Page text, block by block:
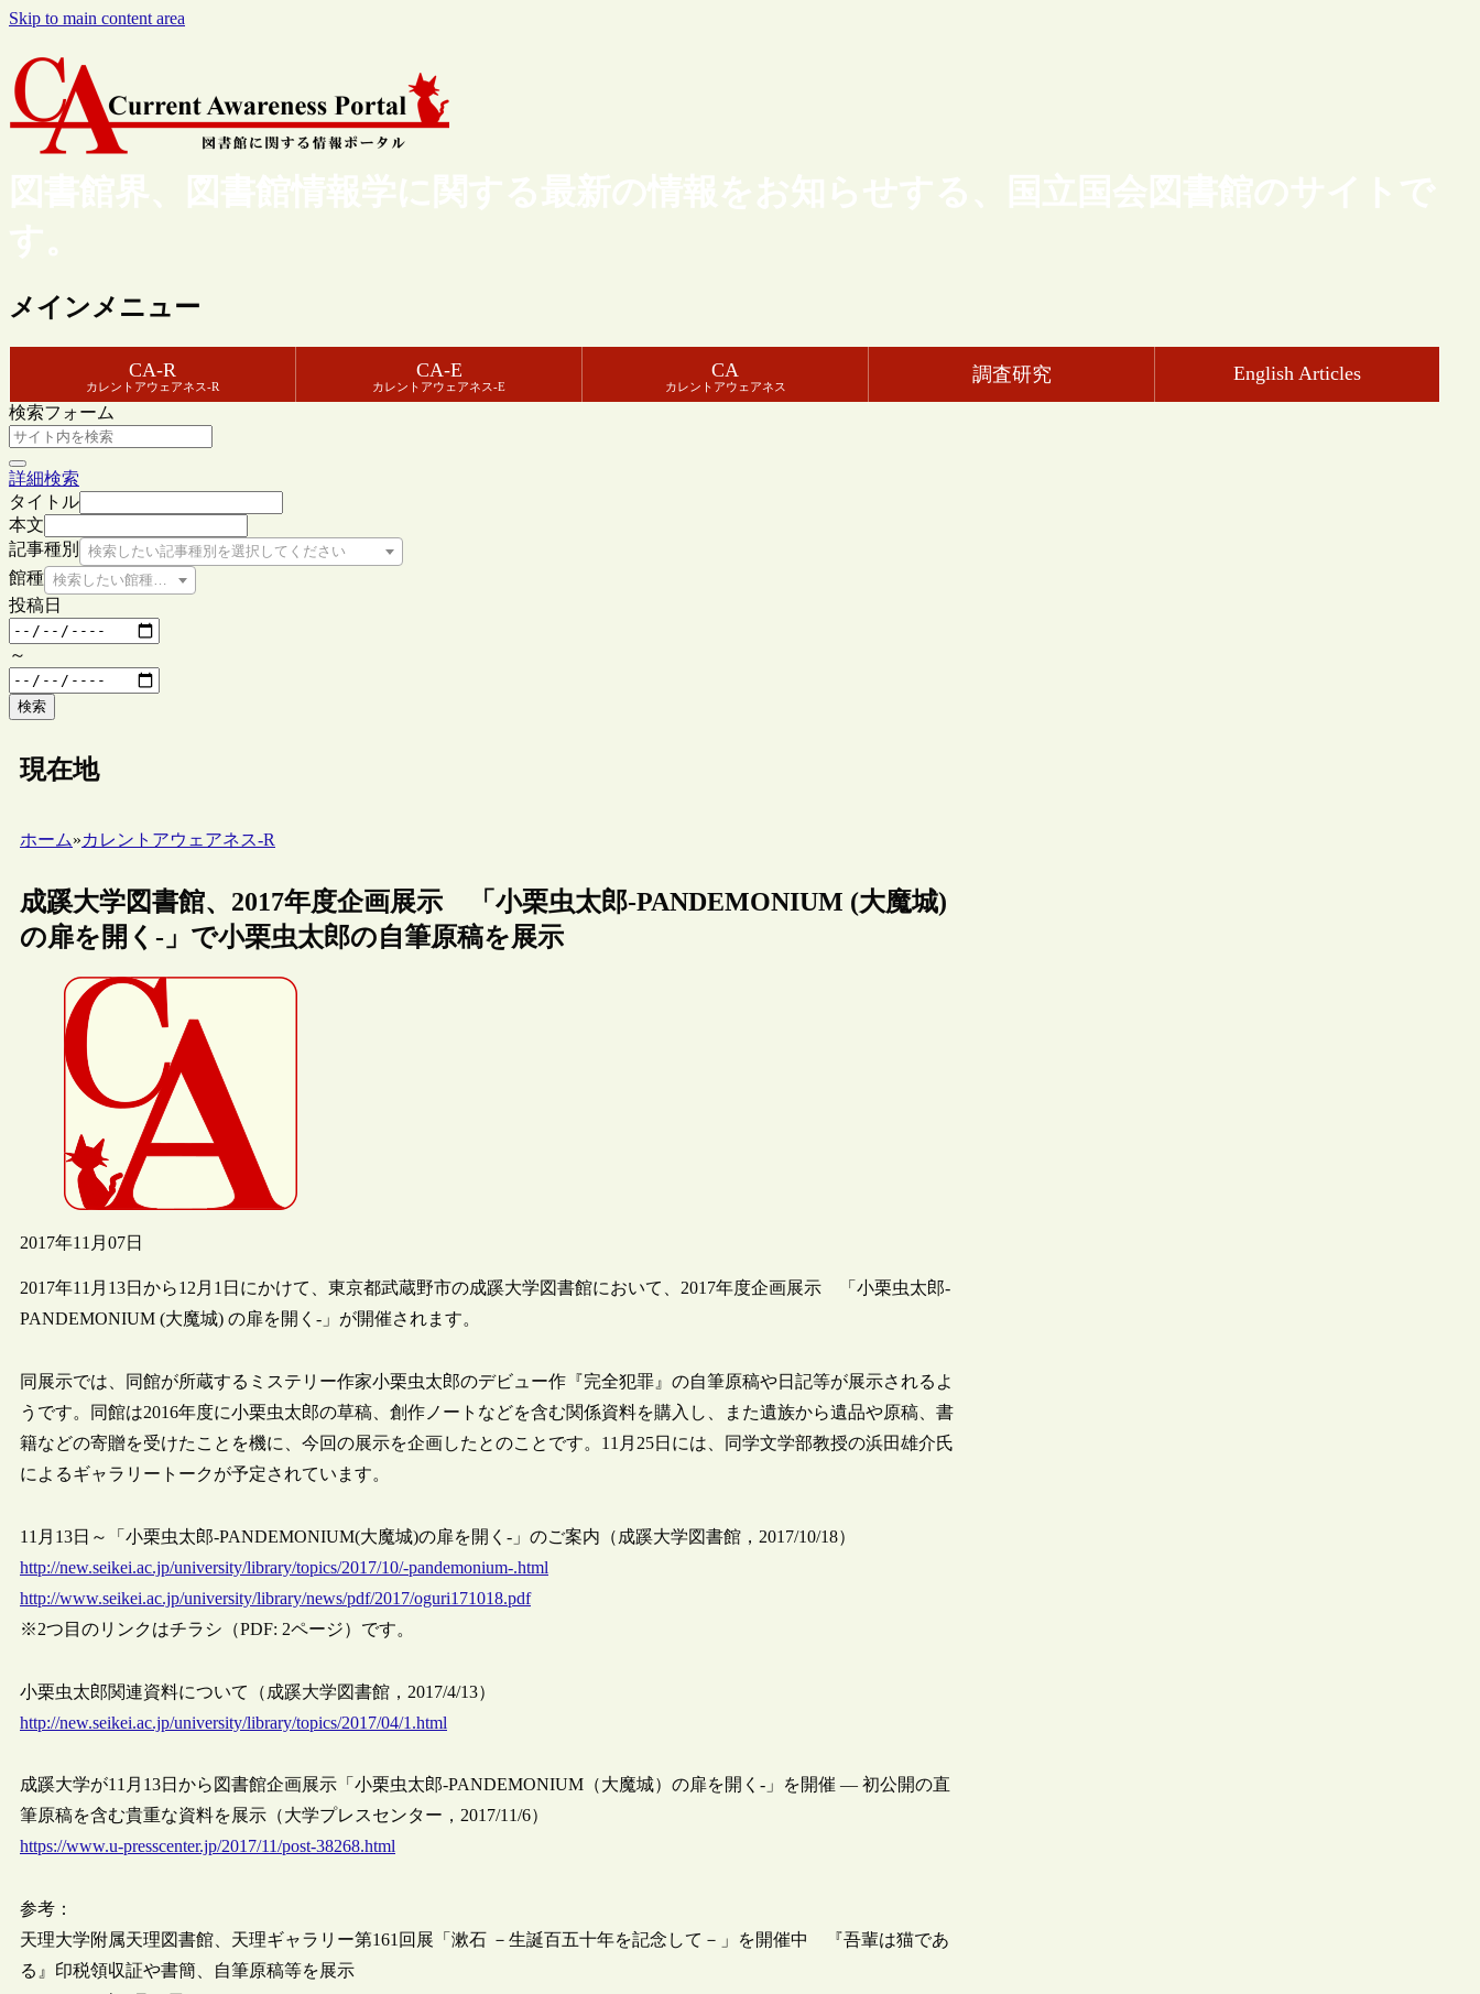
Skip to main content area
図書館界、図書館情報学に関する最新の情報をお知らせする、国立国会図書館のサイトで
す。
メインメニュー
CA-R
カレントアウェアネス-R
CA-E
カレントアウェアネス-E
CA
カレントアウェアネス
調査研究 English Articles
検索フォーム
詳細検索
タイトル
本文
記事種別
検索したい記事種別を選択してください
館種 検索したい館種を選択してください
投稿日
～
検索
現在地
ホーム»カレントアウェアネス-R
成蹊大学図書館、2017年度企画展示 「小栗虫太郎-PANDEMONIUM (大魔城)
の扉を開く-」で小栗虫太郎の自筆原稿を展示
2017年11月07日
2017年11月13日から12月1日にかけて、東京都武蔵野市の成蹊大学図書館において、2017年度企画展示 「小栗虫太郎-
PANDEMONIUM (大魔城) の扉を開く-」が開催されます。
同展示では、同館が所蔵するミステリー作家小栗虫太郎のデビュー作『完全犯罪』の自筆原稿や日記等が展示されるよ
うです。同館は2016年度に小栗虫太郎の草稿、創作ノートなどを含む関係資料を購入し、また遺族から遺品や原稿、書
籍などの寄贈を受けたことを機に、今回の展示を企画したとのことです。11月25日には、同学文学部教授の浜田雄介氏
によるギャラリートークが予定されています。
11月13日～「小栗虫太郎-PANDEMONIUM(大魔城)の扉を開く-」のご案内（成蹊大学図書館，2017/10/18）
http://new.seikei.ac.jp/university/library/topics/2017/10/-pandemonium-.html
http://www.seikei.ac.jp/university/library/news/pdf/2017/oguri171018.pdf
※2つ目のリンクはチラシ（PDF: 2ページ）です。
小栗虫太郎関連資料について（成蹊大学図書館，2017/4/13）
http://new.seikei.ac.jp/university/library/topics/2017/04/1.html
成蹊大学が11月13日から図書館企画展示「小栗虫太郎-PANDEMONIUM（大魔城）の扉を開く-」を開催 — 初公開の直
筆原稿を含む貴重な資料を展示（大学プレスセンター，2017/11/6）
https://www.u-presscenter.jp/2017/11/post-38268.html
参考：
天理大学附属天理図書館、天理ギャラリー第161回展「漱石 －生誕百五十年を記念して－」を開催中 『吾輩は猫であ
る』印税領収証や書簡、自筆原稿等を展示